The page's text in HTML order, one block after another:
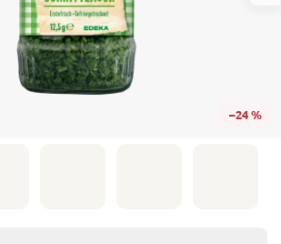
–24 %